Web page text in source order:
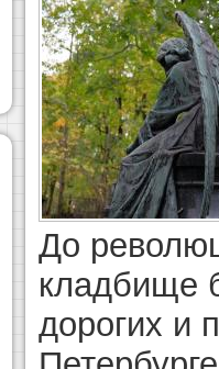
До
кладбище
дорогих и